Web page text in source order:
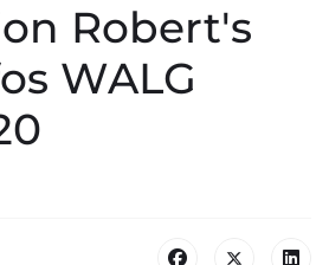
Robert's
WALG